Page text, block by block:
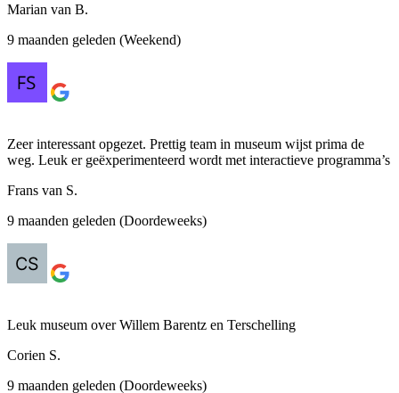
Marian van B.
9 maanden geleden (Weekend)
Zeer interessant opgezet. Prettig team in museum wijst prima de
weg. Leuk er geëxperimenteerd wordt met interactieve programma’s
Frans van S.
9 maanden geleden (Doordeweeks)
Leuk museum over Willem Barentz en Terschelling
Corien S.
9 maanden geleden (Doordeweeks)